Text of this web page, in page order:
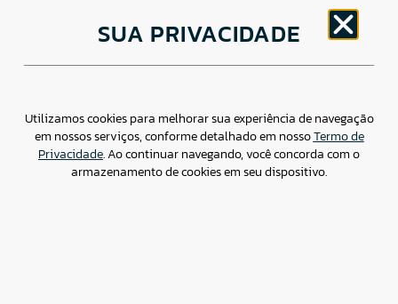
Av. Brigadeiro Faria Lima, 1779 – 5oAndar Jardim
Paulistano, São Paulo/ SP – CEP: 01452-914
Assessoria de imprensa: imprensa@csdbr.com
SUA PRIVACIDADE
Utilizamos cookies para melhorar sua experiência de navegação
em nossos serviços, conforme detalhado em nossoTermo de
Privacidade. Ao continuar navegando, você concorda com o
armazenamento de cookies em seu dispositivo.